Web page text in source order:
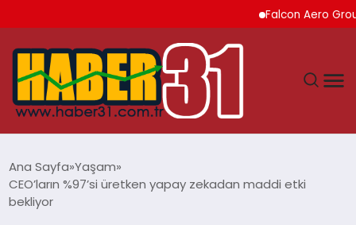
Falcon Aero Group,
HATAY
Ana Sayfa Yaşam
CEO’ların %97’si üretken yapay zekadan maddi etki
bekliyor